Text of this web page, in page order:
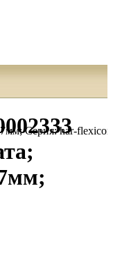
Серия: har-flexicon